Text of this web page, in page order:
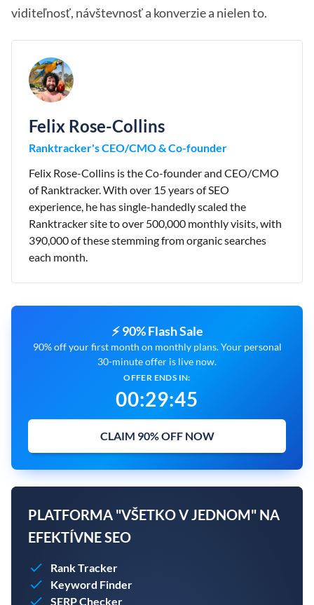
viditeľnosť, návštevnosť a konverzie a nielen to.
Felix Rose-Collins
Ranktracker's CEO/CMO & Co-founder
Felix Rose-Collins is the Co-founder and CEO/CMO
of Ranktracker. With over 15 years of SEO
experience, he has single-handedly scaled the
Ranktracker site to over 500,000 monthly visits, with
390,000 of these stemming from organic searches
each month.
⚡ 90% Flash Sale
90% off your first month on monthly plans. Your personal
30-minute offer is live now.
OFFER ENDS IN:
00:29:44
CLAIM 90% OFF NOW
PLATFORMA "VŠETKO V JEDNOM" NA
EFEKTÍVNE SEO
Rank Tracker
Keyword Finder
SERP Checker